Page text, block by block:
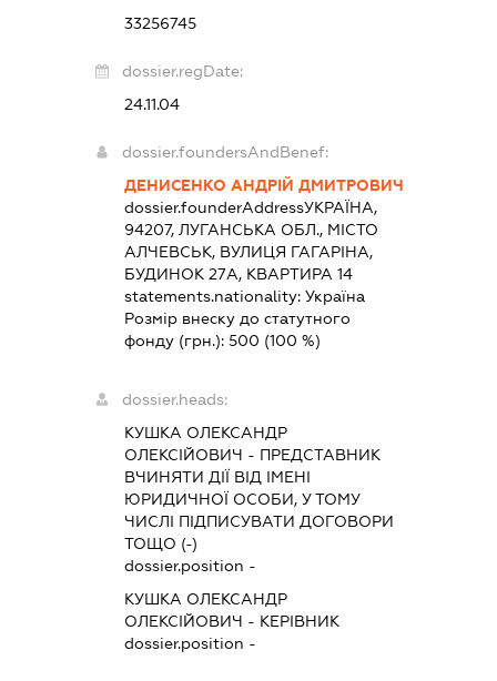
33256745
dossier.regDate:
24.11.04
dossier.foundersAndBenef:
ДЕНИСЕНКО АНДРІЙ ДМИТРОВИЧ
dossier.founderAddressУКРАЇНА,
94207, ЛУГАНСЬКА ОБЛ., МІСТО
АЛЧЕВСЬК, ВУЛИЦЯ ГАГАРІНА,
БУДИНОК 27А, КВАРТИРА 14
statements.nationality: Україна
Розмір внеску до статутного
фонду (грн.): 500 (100 %)
dossier.heads:
КУШКА ОЛЕКСАНДР
ОЛЕКСІЙОВИЧ - ПРЕДСТАВНИК
ВЧИНЯТИ ДІЇ ВІД ІМЕНІ
ЮРИДИЧНОЇ ОСОБИ, У ТОМУ
ЧИСЛІ ПІДПИСУВАТИ ДОГОВОРИ
ТОЩО (-)
dossier.position -
КУШКА ОЛЕКСАНДР
ОЛЕКСІЙОВИЧ - КЕРІВНИК
dossier.position -